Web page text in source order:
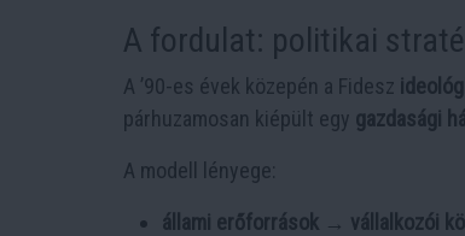
A fordulat: politikai
A ’90-es évek közepén a Fidesz
párhuzamosan kiépült egy gazdasági
A modell lényege:
állami erőforrások → vállalkozói